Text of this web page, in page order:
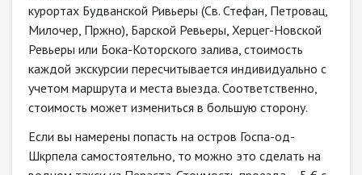
курортах Будванской Ривьеры (Св. Стефан, Петровац,
Милочер, Пржно), Барской Ревьеры, Херцег-Новской
Ревьеры​ или Бока-Которского залива, стоимость
каждой экскурсии пересчитывается индивидуально с
учетом маршрута и места выезда. Соответственно,
стоимость может измениться в большую сторону.​
Если вы намерены попасть на остров Госпа-од-
Шкрпела самостоятельно, то можно это сделать на